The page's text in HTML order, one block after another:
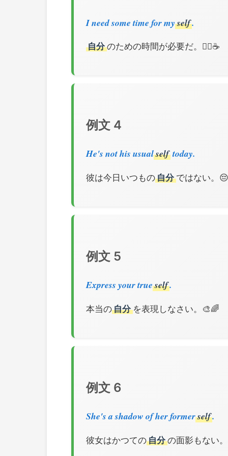
I need some time for myself.
自分のための時間が必要だ。🧘‍♀️☕
例文 4
He's not his usualself today.
彼は今日いつもの自分ではない。
例文 5
Express your trueself.
本当の自分を表現しなさい。🎨🌈
例文 6
She's a shadow of her formerself.
彼女はかつての自分の面影もない